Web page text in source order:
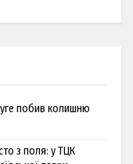
побив колишню
з поля: у ТЦК